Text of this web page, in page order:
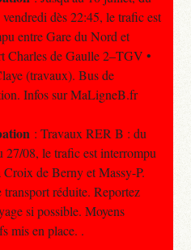
dès 22:45, le trafic est
entre Gare du Nord et
Charles de Gaulle 2–TGV •
(travaux). Bus de
Infos sur MaLigneB.fr
: Travaux RER B : du
27/08, le trafic est interrompu
Croix de Berny et Massy-P.
réduite. Reportez
si possible. Moyens
mis en place. .